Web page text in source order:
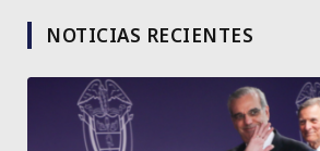
NOTICIAS RECIENTES